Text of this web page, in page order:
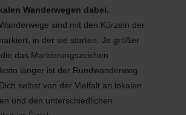
Wanderwegen dabei.
sind mit den Kürzeln der
in der sie starten. Je größer
das Markierungszeichen
länger ist der Rundwanderweg.
selbst von der Vielfalt an lokalen
und den unterschiedlichen